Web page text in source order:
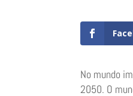
No mundo
2050. O